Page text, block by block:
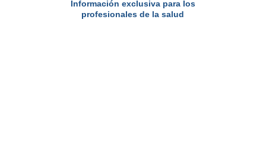
Información exclusiva para los
profesionales de la salud